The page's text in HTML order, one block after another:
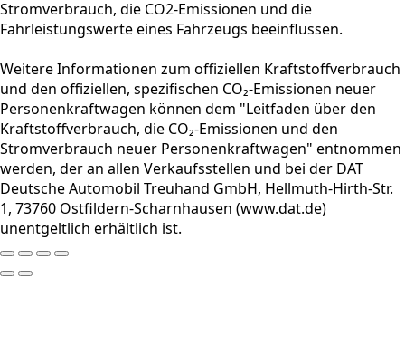
Stromverbrauch, die CO2-Emissionen und die
Fahrleistungswerte eines Fahrzeugs beeinflussen.
Weitere Informationen zum offiziellen Kraftstoffverbrauch
und den offiziellen, spezifischen CO₂-Emissionen neuer
Personenkraftwagen können dem "Leitfaden über den
Kraftstoffverbrauch, die CO₂-Emissionen und den
Stromverbrauch neuer Personenkraftwagen" entnommen
werden, der an allen Verkaufsstellen und bei der DAT
Deutsche Automobil Treuhand GmbH, Hellmuth-Hirth-Str.
1, 73760 Ostfildern-Scharnhausen (www.dat.de)
unentgeltlich erhältlich ist.